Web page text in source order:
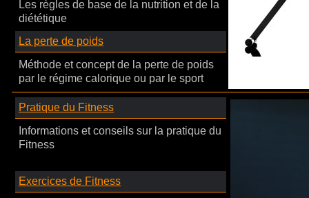
Les règles de base de la nutrition et de la
diététique
La perte de poids
Méthode et concept de la perte de poids
par le régime calorique ou par le sport
Pratique du Fitness
Informations et conseils sur la pratique du
Fitness
Exercices de Fitness